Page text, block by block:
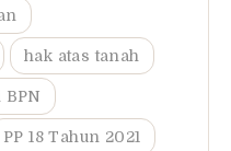
hak atas tanah
PP 18 Tahun 2021